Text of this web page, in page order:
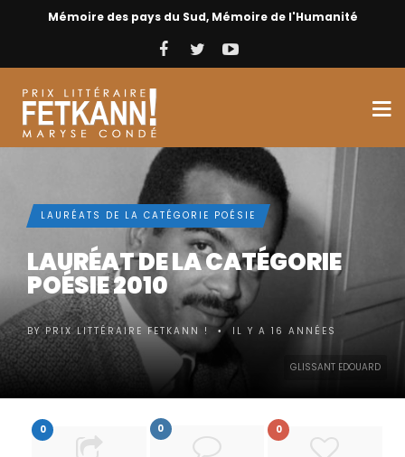
Mémoire des pays du Sud, Mémoire de l'Humanité
GLISSANT EDOUARD
LAURÉATS DE LA CATÉGORIE POÉSIE
LAURÉAT DE LA CATÉGORIE
POÉSIE 2010
BY PRIX LITTÉRAIRE FETKANN ! • IL Y A 16 ANNÉES
0 0 0